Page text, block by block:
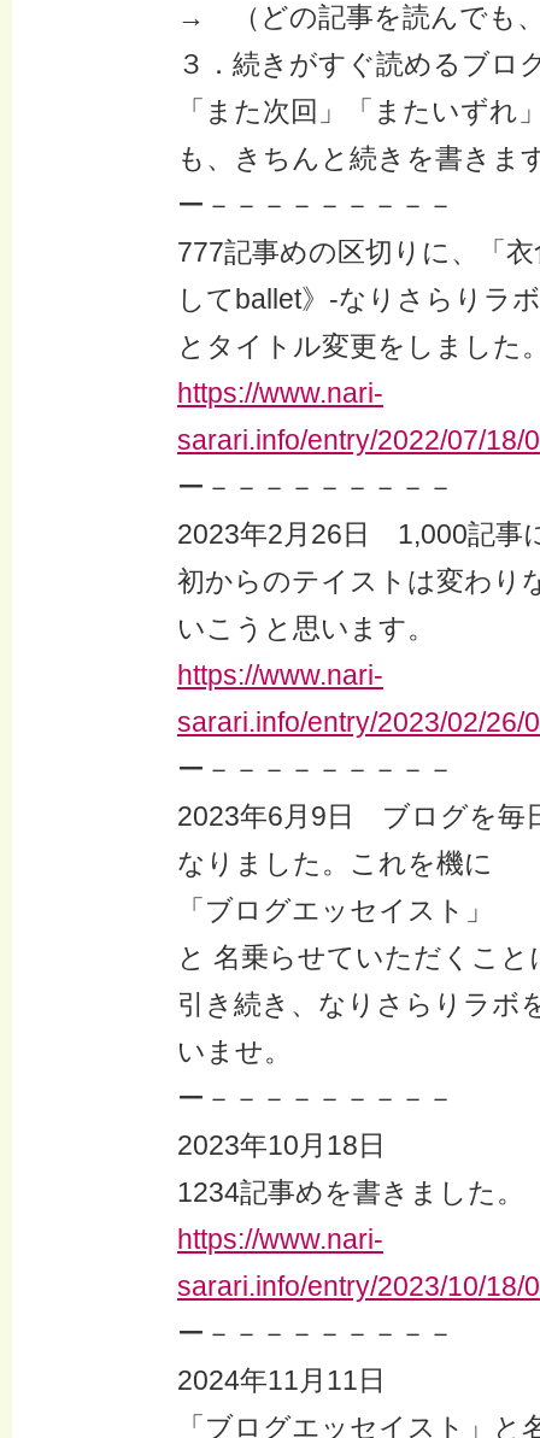
→ （どの記事を読んでも
３．続きがすぐ読めるブ
「また次回」「またいずれ
も、きちんと続きを書きま
ー－－－－－－－－－
777記事めの区切りに、「
してballet》-なりさらりラ
とタイトル変更をしました
https://www.nari-
sarari.info/entry/2022/07/18/
ー－－－－－－－－－
2023年2月26日 1,000記事
初からのテイストは変わり
いこうと思います。
https://www.nari-
sarari.info/entry/2023/02/26/
ー－－－－－－－－－
2023年6月9日 ブログを毎
なりました。これを機に
「ブログエッセイスト」
と 名乗らせていただくこ
引き続き、なりさらりラボ
いませ。
ー－－－－－－－－－
2023年10月18日
1234記事めを書きました。
https://www.nari-
sarari.info/entry/2023/10/18/
ー－－－－－－－－－
2024年11月11日
「ブログエッセイスト」と